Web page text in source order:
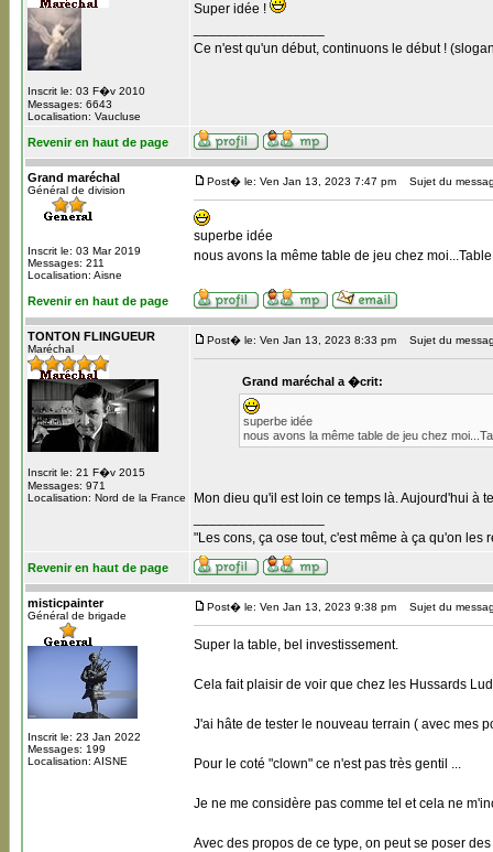
Inscrit le: 03 F�v 2010
Messages: 6643
Localisation: Vaucluse
Super idée !
Ce n'est qu'un début, continuons le début !
Revenir en haut de page
Grand maréchal
Général de division
Inscrit le: 03 Mar 2019
Messages: 211
Localisation: Aisne
Post� le: Ven Jan 13, 2023 7:47 pm Sujet du
superbe idée
nous avons la même table de jeu chez
Revenir en haut de page
TONTON FLINGUEUR
Maréchal
Inscrit le: 21 F�v 2015
Messages: 971
Localisation: Nord de la France
Post� le: Ven Jan 13, 2023 8:33 pm Sujet du
Grand maréchal a �crit:
superbe idée
nous avons la même table de jeu chez
Mon dieu qu'il est loin ce temps là. Aujourd'hui à
"Les cons, ça ose tout, c'est même à ça qu'on les
Revenir en haut de page
misticpainter
Général de brigade
Inscrit le: 23 Jan 2022
Messages: 199
Localisation: AISNE
Post� le: Ven Jan 13, 2023 9:38 pm Sujet du
Super la table, bel investissement.
Cela fait plaisir de voir que chez les Hussards
J'ai hâte de tester le nouveau terrain ( avec mes
Pour le coté "clown" ce n'est pas très gentil ...
Je ne me considère pas comme tel et cela ne
Avec des propos de ce type, on peut se poser